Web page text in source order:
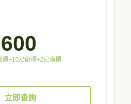
櫃+10尺廚櫃+2尺廁櫃
立即查詢